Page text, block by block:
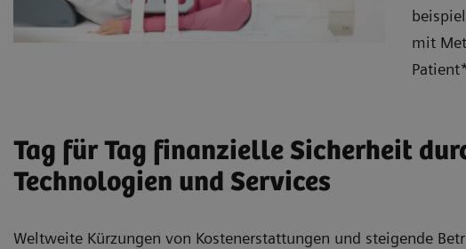
mit
Tag für Tag finanzielle Sicherheit
Technologien und Services
Weltweite Kürzungen von Kostenerstattungen und steigende